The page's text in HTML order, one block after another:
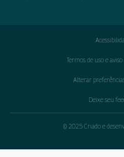
Termos de uso e
Alterar
Deixe seu
© 2025 Criado e